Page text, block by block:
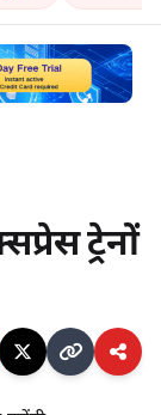
ट्रेनों